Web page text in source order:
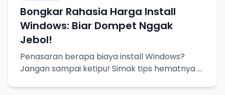
Bongkar Rahasia Harga Install
Windows: Biar Dompet Nggak
Jebol!
Penasaran berapa biaya install Windows?
Jangan sampai ketipu! Simak tips hematnya di